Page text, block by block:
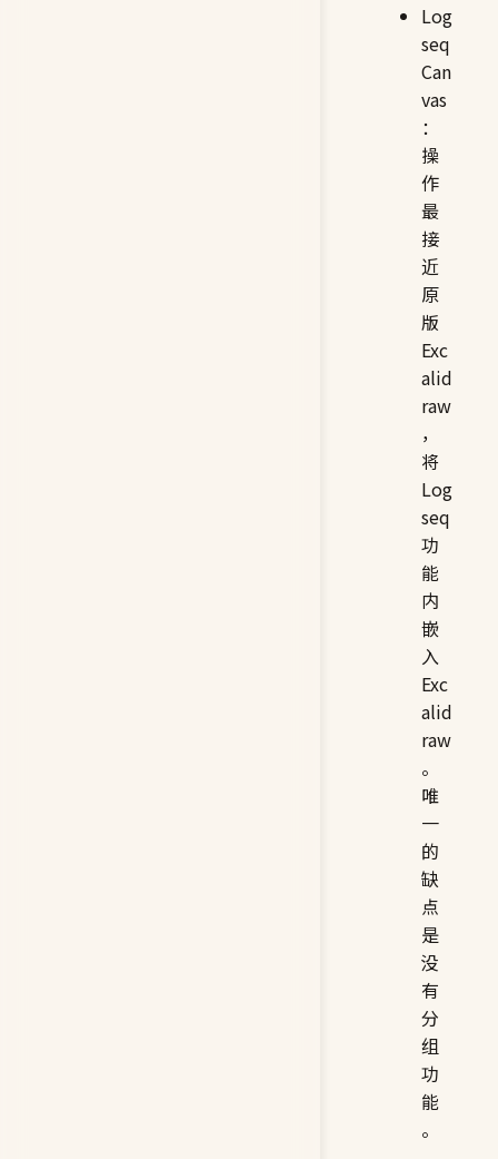
Log
seq
Can
vas
：
操
作
最
接
近
原
版
Exc
alid
raw
，
将
Log
seq
功
能
内
嵌
入
Exc
alid
raw
。
唯
一
的
缺
点
是
没
有
分
组
功
能
。